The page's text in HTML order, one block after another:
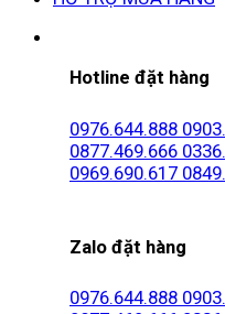
Hotline đặt hàng
0976.644.888
0877.469.666
0969.690.617
Zalo đặt hàng
0976.644.888